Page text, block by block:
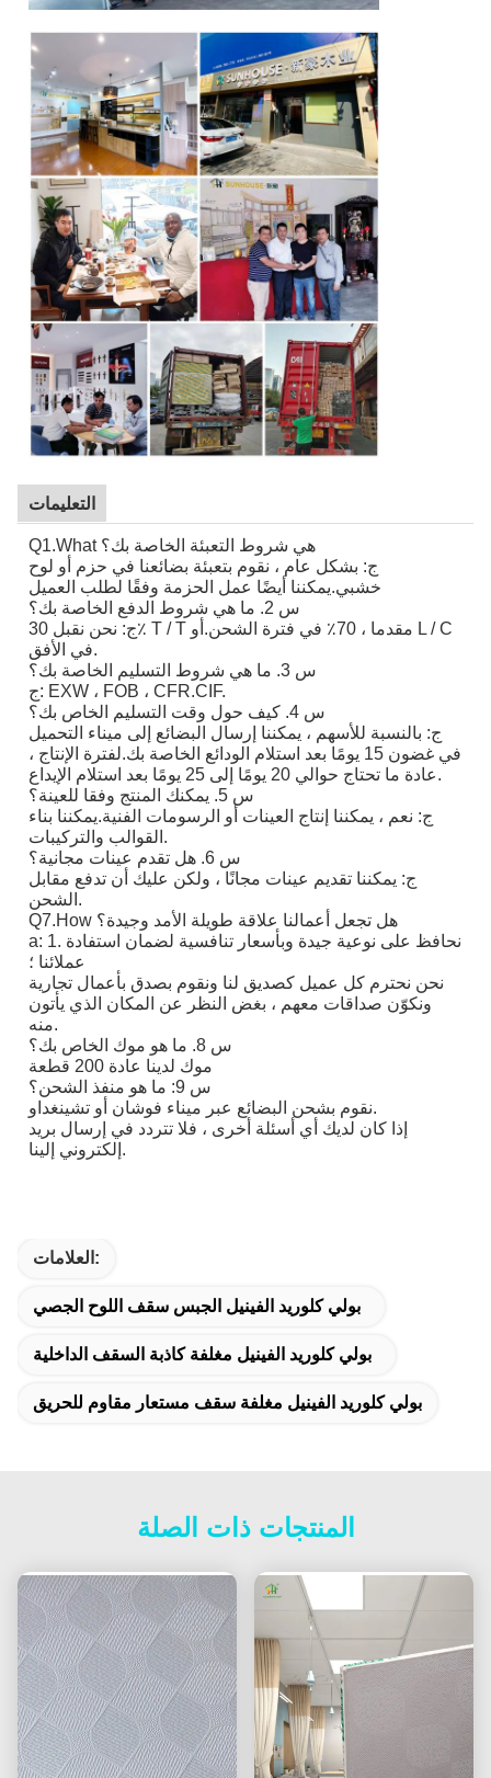
التعليمات
Q1.What هي شروط التعبئة الخاصة بك؟
ج: بشكل عام ، نقوم بتعبئة بضائعنا في حزم أو لوح
خشبي.يمكننا أيضًا عمل الحزمة وفقًا لطلب العميل
س 2. ما هي شروط الدفع الخاصة بك؟
ج: نحن نقبل 30٪ T / T مقدما ، 70٪ في فترة الشحن.أو L / C
في الأفق.
س 3. ما هي شروط التسليم الخاصة بك؟
ج: EXW ، FOB ، CFR.CIF.
س 4. كيف حول وقت التسليم الخاص بك؟
ج: بالنسبة للأسهم ، يمكننا إرسال البضائع إلى ميناء التحميل
في غضون 15 يومًا بعد استلام الودائع الخاصة بك.لفترة الإنتاج ،
عادة ما تحتاج حوالي 20 يومًا إلى 25 يومًا بعد استلام الإيداع.
س 5. يمكنك المنتج وفقا للعينة؟
ج: نعم ، يمكننا إنتاج العينات أو الرسومات الفنية.يمكننا بناء
القوالب والتركيبات.
س 6. هل تقدم عينات مجانية؟
ج: يمكننا تقديم عينات مجانًا ، ولكن عليك أن تدفع مقابل
الشحن.
Q7.How هل تجعل أعمالنا علاقة طويلة الأمد وجيدة؟
a: 1. نحافظ على نوعية جيدة وبأسعار تنافسية لضمان استفادة
عملائنا ؛
نحن نحترم كل عميل كصديق لنا ونقوم بصدق بأعمال تجارية
ونكوّن صداقات معهم ، بغض النظر عن المكان الذي يأتون
منه.
س 8. ما هو موك الخاص بك؟
موك لدينا عادة 200 قطعة
س 9: ما هو منفذ الشحن؟
نقوم بشحن البضائع عبر ميناء فوشان أو تشينغداو.
إذا كان لديك أي أسئلة أخرى ، فلا تتردد في إرسال بريد
إلكتروني إلينا.
العلامات:
بولي كلوريد الفينيل الجبس سقف اللوح الجصي
بولي كلوريد الفينيل مغلفة كاذبة السقف الداخلية
بولي كلوريد الفينيل مغلفة سقف مستعار مقاوم للحريق
المنتجات ذات الصلة